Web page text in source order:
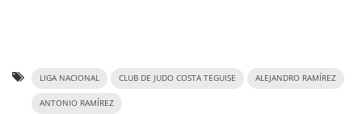
LIGA NACIONAL CLUB DE JUDO COSTA TEGUISE ALEJANDRO RAMÍREZ
ANTONIO RAMÍREZ